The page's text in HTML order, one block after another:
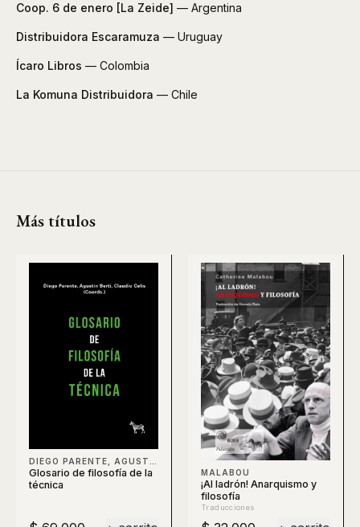
Coop. 6 de enero [La Zeide] — Argentina
Distribuidora Escaramuza — Uruguay
Ícaro Libros — Colombia
La Komuna Distribuidora — Chile
Más títulos
DIEGO PARENTE, AGUSTÍN BERTI, CLAUDIO CELIS, BERTI
Glosario de filosofía de la
técnica
MALABOU
¡Al ladrón! Anarquismo y
filosofía
Traducciones